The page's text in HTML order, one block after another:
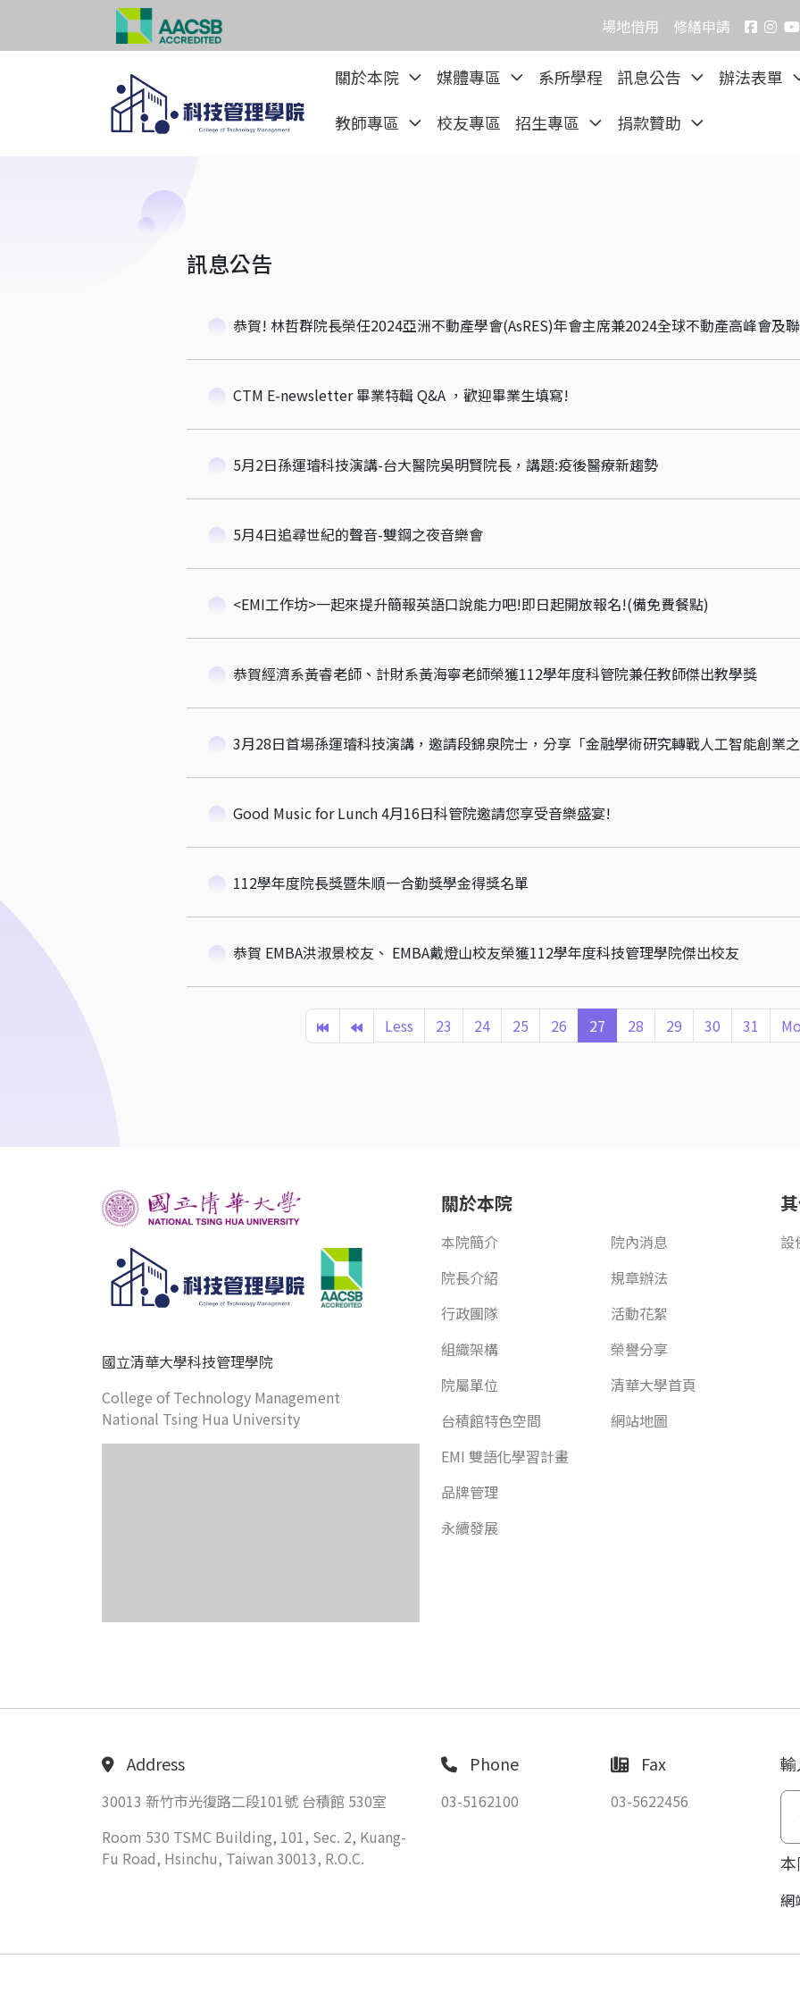
場地借用 修繕申請
關於本院 媒體專區 系所學程 訊息公告
辦法表單
教師專區
校友專區 招生專區 捐款贊助
訊息公告
CTM E-newsletter 畢業特輯 Q&A ，歡迎畢業生填寫!
5月2日孫運璿科技演講-台大醫院吳明賢院長，講題:疫後醫療新趨勢
5月4日追尋世紀的聲音-雙鋼之夜音樂會
<EMI工作坊>一起來提升簡報英語口說能力吧!即日起開放報名!(備免費餐點)
恭賀經濟系黃睿老師、計財系黃海寧老師榮獲112學年度科管院兼任教師傑出教學獎
3月28日首場孫運璿科技演講，邀請段錦泉院士，分享「金融學術研究轉戰人工智能創業
Good Music for Lunch 4月16日科管院邀請您享受音樂盛宴!
112學年度院長獎暨朱順一合勤獎學金得獎名單
恭賀 EMBA洪淑景校友、 EMBA戴燈山校友榮獲112學年度科技管理學院傑出校友
Less 23 24 25 26 27 28 29 30 31
國立清華大學科技管理學院
College of Technology Management
National Tsing Hua University
關於本院
本院簡介
院長介紹
行政團隊
組織架構
院屬單位
台積館特色空間
EMI 雙語化學習計畫
品牌管理
永續發展
院內消息
規章辦法
活動花絮
榮譽分享
清華大學首頁
網站地圖
設
Address
30013 新竹市光復路二段101號 台積館 530室
Room 530 TSMC Building, 101, Sec. 2, Kuang-
Fu Road, Hsinchu, Taiwan 30013, R.O.C.
Phone
03-5162100
Fax
03-5622456
網